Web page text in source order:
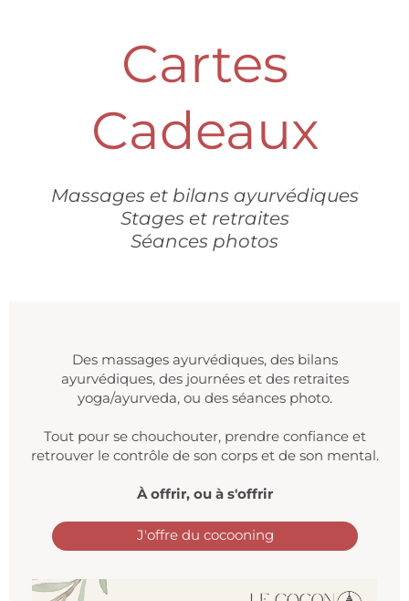
Cartes
Cadeaux
Massages et bilans ayurvédiques
Stages et retraites
Séances photos
Des massages ayurvédiques, des bilans
ayurvédiques, des journées et des retraites
yoga/ayurveda, ou des séances photo.
Tout pour se chouchouter, prendre confiance et
retrouver le contrôle de son corps et de son mental.
À offrir, ou à s'offrir
J'offre du cocooning